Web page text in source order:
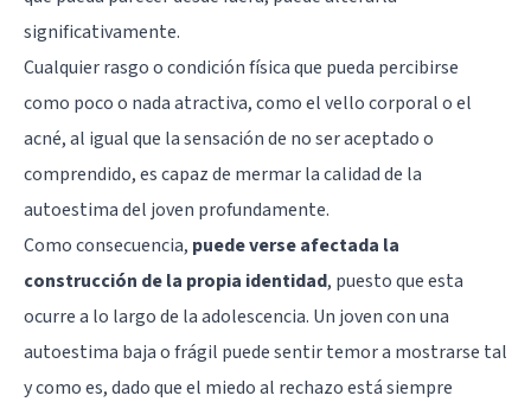
significativamente.
Cualquier rasgo o condición física que pueda percibirse
como poco o nada atractiva, como el vello corporal o el
acné, al igual que la sensación de no ser aceptado o
comprendido, es capaz de mermar la calidad de la
autoestima del joven profundamente.
Como consecuencia, puede verse afectada la
construcción de la propia identidad, puesto que esta
ocurre a lo largo de la adolescencia. Un joven con una
autoestima baja o frágil puede sentir temor a mostrarse tal
y como es, dado que el miedo al rechazo está siempre